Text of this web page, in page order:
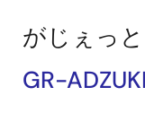
がじぇっ
GR-ADZUKI